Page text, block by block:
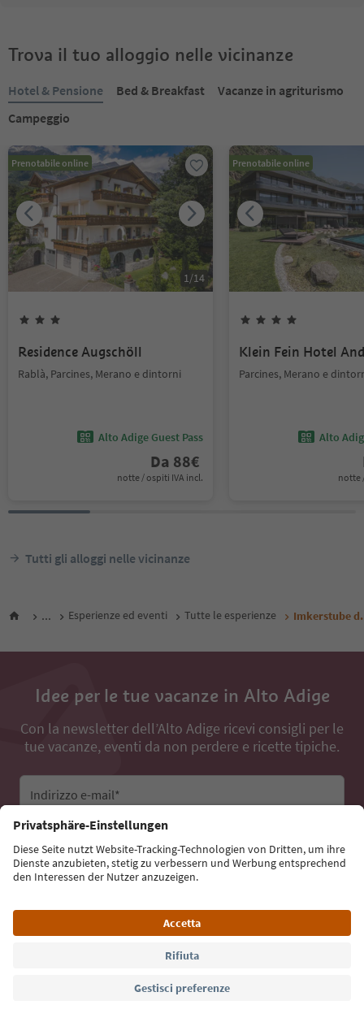
Trova il tuo alloggio nelle vicinanze
Hotel & Pensione Bed & Breakfast
Vacanze in agriturismo
Campeggio
Prenotabile online
1/14
Residence Augschöll
Rablà, Parcines, Merano e dintorni
Alto Adige Guest Pass
Da 88€
notte / ospiti IVA incl.
Prenotabile online
Klein Fein Hotel
Parcines, Merano e
Alto
notte
Tutti gli alloggi nelle vicinanze
... Esperienze ed eventi Tutte le esperienze Imkerstube
Idee per le tue vacanze in Alto Adige
Con la newsletter dell’Alto Adige ricevi consigli per le
tue vacanze, eventi da non perdere e ricette tipiche.
Indirizzo e-mail*
Iscriviti alla newsletter